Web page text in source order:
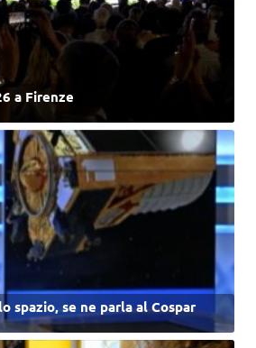
a Firenze
spazio, se ne parla al Cospar